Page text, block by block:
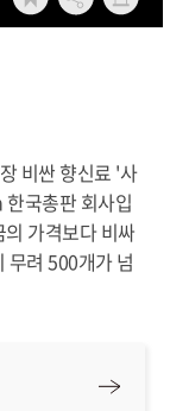
비싼 향신료 '사
국총판 회사입
가격보다 비싸
무려 500개가 넘